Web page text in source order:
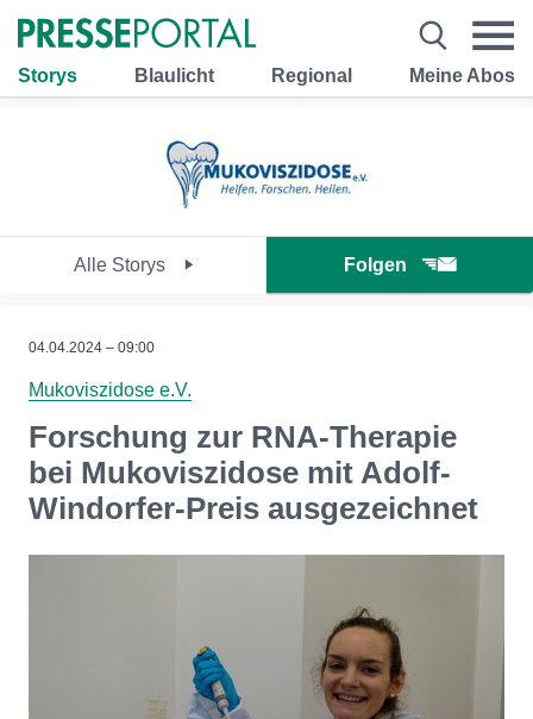
Storys Blaulicht Regional Meine Abos
Alle Storys Folgen
04.04.2024 – 09:00
Mukoviszidose e.V.
Forschung zur RNA-Therapie
bei Mukoviszidose mit Adolf-
Windorfer-Preis ausgezeichnet